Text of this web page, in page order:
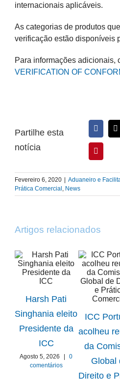
internacionais aplicáveis.
As categorias de produtos
verificação estão disponíveis
Para informações adicionais,
VERIFICATION OF
Partilhe esta
notícia
Fevereiro 6, 2020 | Aduaneiro e
Prática Comercial, News
Artigos relacionados
Harsh Pati
Singhania eleito
Presidente da
ICC
Agosto 5, 2026 |
0
comentários
ICC
acolheu
da
Global
Direito e